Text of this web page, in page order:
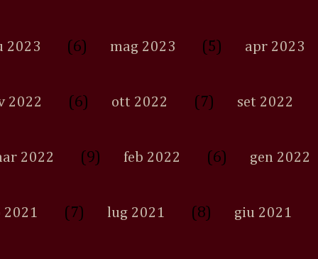
2023 (6) mag 2023 (5) apr 2023
2022 (6) ott 2022 (7) set 2022
2022 (9) feb 2022 (6) gen 2022
2021 (7) lug 2021 (8) giu 2021